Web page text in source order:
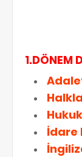
1.DÖNEM
İdare